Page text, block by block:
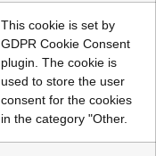
This cookie is set by
GDPR Cookie Consent
plugin. The cookie is
used to store the user
consent for the cookies
in the category "Other.